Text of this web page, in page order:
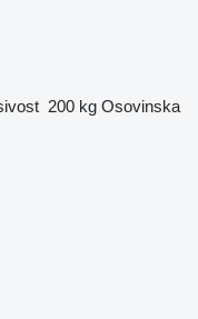
200 kg Osovinska